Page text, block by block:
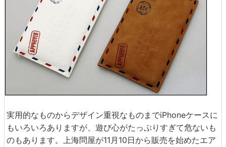
実用的なものからデザイン重視なものまでiPhoneケースに
もいろいろありますが、遊び心がたっぷりすぎて危ないも
のもあります。上海問屋が11月10日から販売を始めたエア